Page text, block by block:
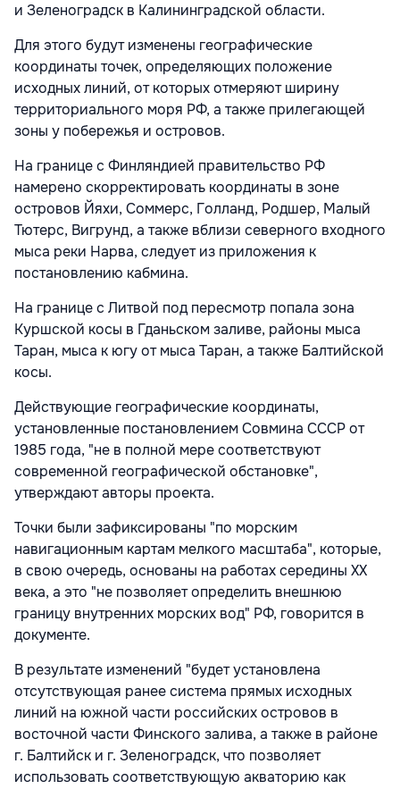
и Зеленоградск в Калининградской области.
Для этого будут изменены географические
координаты точек, определяющих положение
исходных линий, от которых отмеряют ширину
территориального моря РФ, а также прилегающей
зоны у побережья и островов.
На границе с Финляндией правительство РФ
намерено скорректировать координаты в зоне
островов Йяхи, Соммерс, Голланд, Родшер, Малый
Тютерс, Вигрунд, а также вблизи северного входного
мыса реки Нарва, следует из приложения к
постановлению кабмина.
На границе с Литвой под пересмотр попала зона
Куршской косы в Гданьском заливе, районы мыса
Таран, мыса к югу от мыса Таран, а также Балтийской
косы.
Действующие географические координаты,
установленные постановлением Совмина СССР от
1985 года, "не в полной мере соответствуют
современной географической обстановке",
утверждают авторы проекта.
Точки были зафиксированы "по морским
навигационным картам мелкого масштаба", которые,
в свою очередь, основаны на работах середины XX
века, а это "не позволяет определить внешнюю
границу внутренних морских вод" РФ, говорится в
документе.
В результате изменений "будет установлена
отсутствующая ранее система прямых исходных
линий на южной части российских островов в
восточной части Финского залива, а также в районе
г. Балтийск и г. Зеленоградск, что позволяет
использовать соответствующую акваторию как